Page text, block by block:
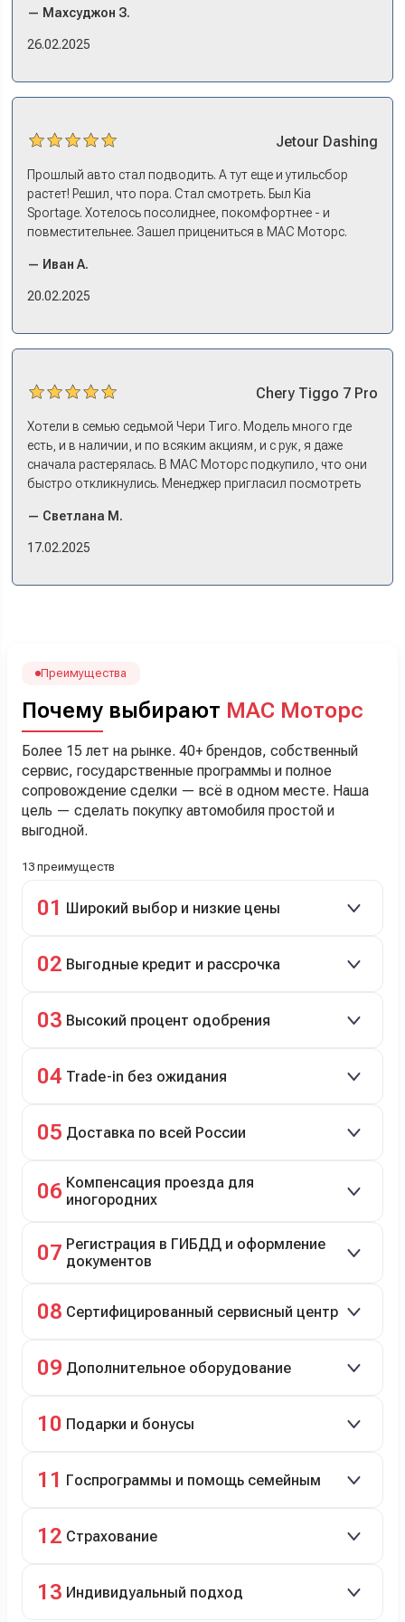
в документах порядок. И кредит дали без проблем. И
еще ОСАГО и КАСКО оформили. Зато на выдаче такие
— Махсуджон З.
26.02.2025
Jetour Dashing
Прошлый авто стал подводить. А тут еще и утильсбор
растет! Решил, что пора. Стал смотреть. Был Kia
Sportage. Хотелось посолиднее, покомфортнее - и
повместительнее. Зашел прицениться в МАС Моторс.
и прям мое! Даже не скажешь, что «китаец». Прям не
вылезая из него и порешали. Спортэйдж в трейд-ин
— Иван А.
20.02.2025
Chery Tiggo 7 Pro
Хотели в семью седьмой Чери Тиго. Модель много где
есть, и в наличии, и по всяким акциям, и с рук, я даже
сначала растерялась. В МАС Моторс подкупило, что они
быстро откликнулись. Менеджер пригласил посмотреть
примериться. Нам тут недалеко, пришли в салон - и в тот
же день купили машину! Неожиданно, но довольны! Все
менеджеру Сергею, профессионал своего дела!
— Светлана М.
17.02.2025
Преимущества
Почему выбирают МАС Моторс
Более 15 лет на рынке. 40+ брендов, собственный
сервис, государственные программы и полное
сопровождение сделки — всё в одном месте. Наша
цель — сделать покупку автомобиля простой и
выгодной.
13 преимуществ
01 Широкий выбор и низкие цены
подержанные авто.
02 Выгодные кредит и рассрочка
рассрочка 0% на 2 года при первом взносе 35–50%.
03 Высокий процент одобрения
04 Trade-in без ожидания
05 Доставка по всей России
06 Компенсация проезда для
иногородних
07 Регистрация в ГИБДД и оформление
документов
08 Сертифицированный сервисный центр
технический ремонт.
09 Дополнительное оборудование
10 Подарки и бонусы
программе лояльности.
11 Госпрограммы и помощь семейным
12 Страхование
бонусами для клиентов.
13 Индивидуальный подход